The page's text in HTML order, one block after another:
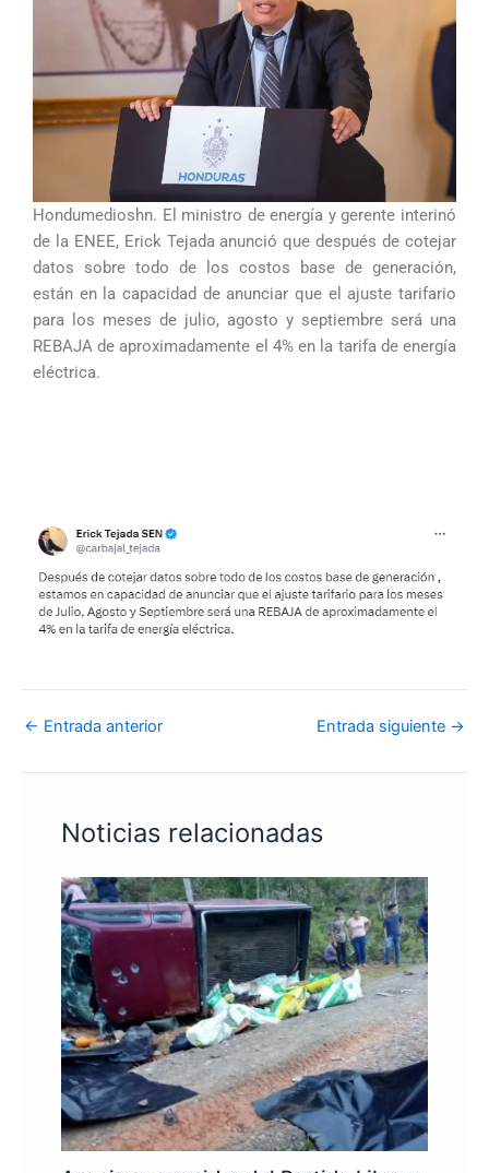
Hondumedioshn. El ministro de energía y gerente interinó
de la ENEE, Erick Tejada anunció que después de cotejar
datos sobre todo de los costos base de generación,
están en la capacidad de anunciar que el ajuste tarifario
para los meses de julio, agosto y septiembre será una
REBAJA de aproximadamente el 4% en la tarifa de energía
eléctrica.
← Entrada anterior Entrada siguiente →
Noticias relacionadas